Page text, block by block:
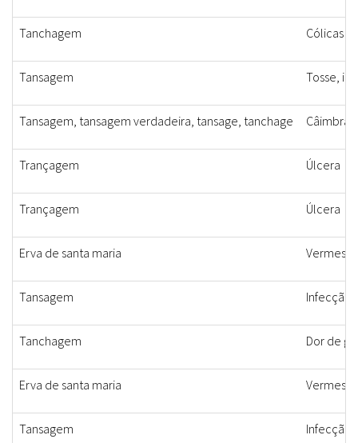
Tanchagem Cólicas
Tansagem Tosse,
Tansagem, tansagem verdadeira, tansage, tanchage
Trançagem Úlcera
Trançagem Úlcera
Erva de santa maria Vermes,
Tansagem Infecção
Tanchagem Dor de
Erva de santa maria Vermes,
Tansagem Infecção